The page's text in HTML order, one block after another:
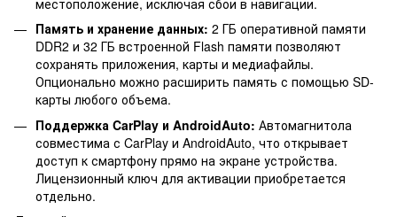
Память и хранение данных: 2 ГБ оперативной памяти
DDR2 и 32 ГБ встроенной Flash памяти позволяют
сохранять приложения, карты и медиафайлы.
Опционально можно расширить память с помощью SD-
карты любого объема.
Поддержка CarPlay и AndroidAuto: Автомагнитола
совместима с CarPlay и AndroidAuto, что открывает
доступ к смартфону прямо на экране устройства.
Лицензионный ключ для активации приобретается
отдельно.